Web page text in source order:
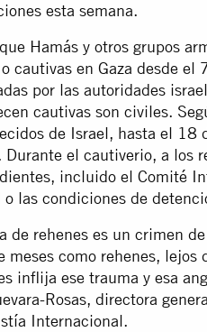
esta semana.
Hamás y otros grupos
cautivas en Gaza desde
por las autoridades
cautivas son civiles.
de Israel, hasta el 18
Durante el cautiverio, a los
incluido el Comité
o las condiciones de
de rehenes es un crimen
meses como rehenes,
inflija ese trauma y esa
Rosas, directora
Internacional.